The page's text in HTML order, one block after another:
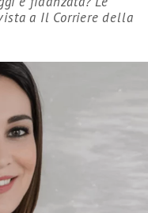
a Il Corriere della